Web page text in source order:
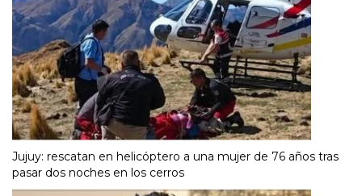
Jujuy: rescatan en helicóptero a una mujer de 76 años tras
pasar dos noches en los cerros